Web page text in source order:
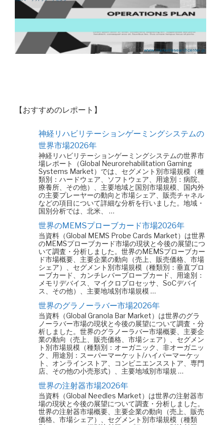
【おすすめのレポート】
神経リハビリテーションゲーミングシステムの
世界市場2026年
神経リハビリテーションゲーミングシステムの世界市
場レポート（Global Neurorehabilitation Gaming
Systems Market）では、セグメント別市場規模（種
類別：ハードウェア、ソフトウェア、用途別：病院、
療養所、その他）、主要地域と国別市場規模、国内外
の主要プレーヤーの動向と市場シェア、販売チャネル
などの項目について詳細な分析を行いました。地域・
国別分析では、北米、 …
世界のMEMSプローブカード市場2026年
当資料（Global MEMS Probe Cards Market）は世界
のMEMSプローブカード市場の現状と今後の展望につ
いて調査・分析しました。世界のMEMSプローブカー
ド市場概要、主要企業の動向（売上、販売価格、市場
シェア）、セグメント別市場規模（種類別：垂直プロ
ーブカード、カンチレバープローブカード、用途別：
メモリデバイス、マイクロプロセッサ、SoCデバイ
ス、その他）、主要地域別市場規模 …
世界のグラノーラバー市場2026年
当資料（Global Granola Bar Market）は世界のグラ
ノーラバー市場の現状と今後の展望について調査・分
析しました。世界のグラノーラバー市場概要、主要企
業の動向（売上、販売価格、市場シェア）、セグメン
ト別市場規模（種類別：オーガニック、非オーガニッ
ク、用途別：スーパーマーケット/ハイパーマーケッ
ト、オンラインストア、コンビニエンスストア、専門
店、その他の小売形式）、主要地域別市場規 …
世界の注射器市場2026年
当資料（Global Needles Market）は世界の注射器市
場の現状と今後の展望について調査・分析しました。
世界の注射器市場概要、主要企業の動向（売上、販売
価格、市場シェア）、セグメント別市場規模（種類